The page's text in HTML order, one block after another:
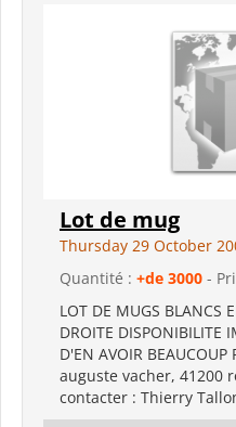
Lot de mug
Thursday 29 October
Quantité : +de 3000 -
LOT DE MUGS BLANCS
DROITE DISPONIBILITE
D'EN AVOIR
auguste vacher, 41200
contacter : Thierry